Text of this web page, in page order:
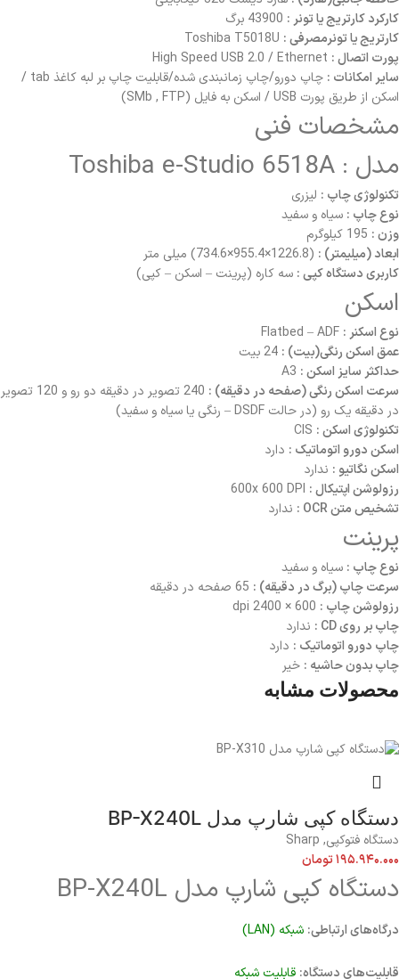
کارکرد کارتریج یا تونر :
کارتریج یا تونرمصرفی :
پورت اتصال :
سایر امکانات :
چاپ دورو/چاپ زمانبندی شده/قابلیت چاپ بر لبه کاغذ tab /
اسکن از طریق پورت USB / اسکن به فایل (SMb , FTP)
مشخصات فنی
مدل : Toshiba e-Studio 6518A
تکنولوژی چاپ : لیزری
نوع چاپ : سیاه و سفید
وزن :
ابعاد (میلیمتر) : (1226.8×955.4×734.6) میلی متر
کاربری دستگاه کپی : سه کاره (پرینت – اسکن – کپی)
اسکن
نوع اسکنر :
عمق اسکن رنگی(بیت) :
حداکثر سایز اسکن :
سرعت اسکن رنگی (صفحه در دقیقه) :
240 تصویر در دقیقه دو رو و 120 تصویر
در دقیقه یک رو (در حالت DSDF – رنگی یا سیاه و سفید)
تکنولوژی اسکن :
اسکن دورو اتوماتیک : دارد
اسکن نگاتیو : ندارد
رزولوشن اپتیکال :
تشخیص متن OCR :
ندارد
پرینت
نوع چاپ : سیاه و سفید
سرعت چاپ (برگ در دقیقه) :
رزولوشن چاپ :
چاپ بر روی CD :
ندارد
چاپ دورو اتوماتیک : دارد
چاپ بدون حاشیه : خیر
محصولات مشابه
دستگاه کپی شارپ مدل BP-X240L
دستگاه فتوکپی,
Sharp
۱۹۵.۹۴۰.۰۰۰تومان
دستگاه کپی شارپ مدل BP-X240L
درگاه‌های ارتباطی: شبکه (LAN)
قابلیت‌های دستگاه: قابلیت شبکه